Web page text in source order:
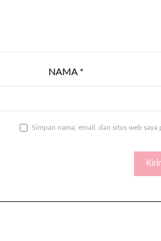
NAMA *
Simpan nama, email, dan situs web